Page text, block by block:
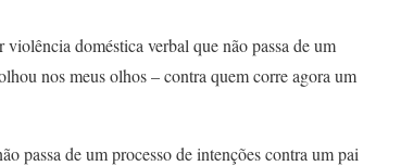
doméstica verbal que não passa de um
nos meus olhos – contra quem corre agora um
passa de um processo de intenções contra um pai